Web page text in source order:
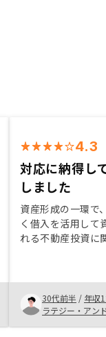
4.3
対応に納得し
しました
資産形成の一環で
く借入を活用して
れる不動産投資に
フローは生まな
が進むことで、実
増えて行くと考え
担当の方の対応
での購入を決めま
30代前半 / 年収
ラテジー・アン